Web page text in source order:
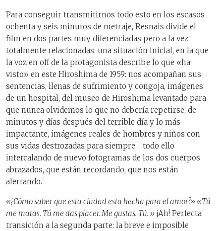
Para conseguir transmitirnos todo esto en los escasos
ochenta y seis minutos de metraje, Resnais divide el
film en dos partes muy diferenciadas pero a la vez
totalmente relacionadas: una situación inicial, en la que
la voz en off de la protagonista describe lo que «ha
visto» en este Hiroshima de 1959: nos acompañan sus
sentencias, llenas de sufrimiento y congoja, imágenes
de un hospital, del museo de Hiroshima levantado para
que nunca olvidemos lo que no debería repetirse, de
minutos y días después del terrible día y lo más
impactante, imágenes reales de hombres y niños con
sus vidas destrozadas para siempre… todo ello
intercalando de nuevo fotogramas de los dos cuerpos
abrazados, que están recordando, que nos están
alertando.
«¿Cómo saber que esta ciudad esta hecha para el amor?» «Tú
me matas. Tú me das placer. Me gustas. Tú.» ¡Ah! Perfecta
transición a la segunda parte: la breve e imposible